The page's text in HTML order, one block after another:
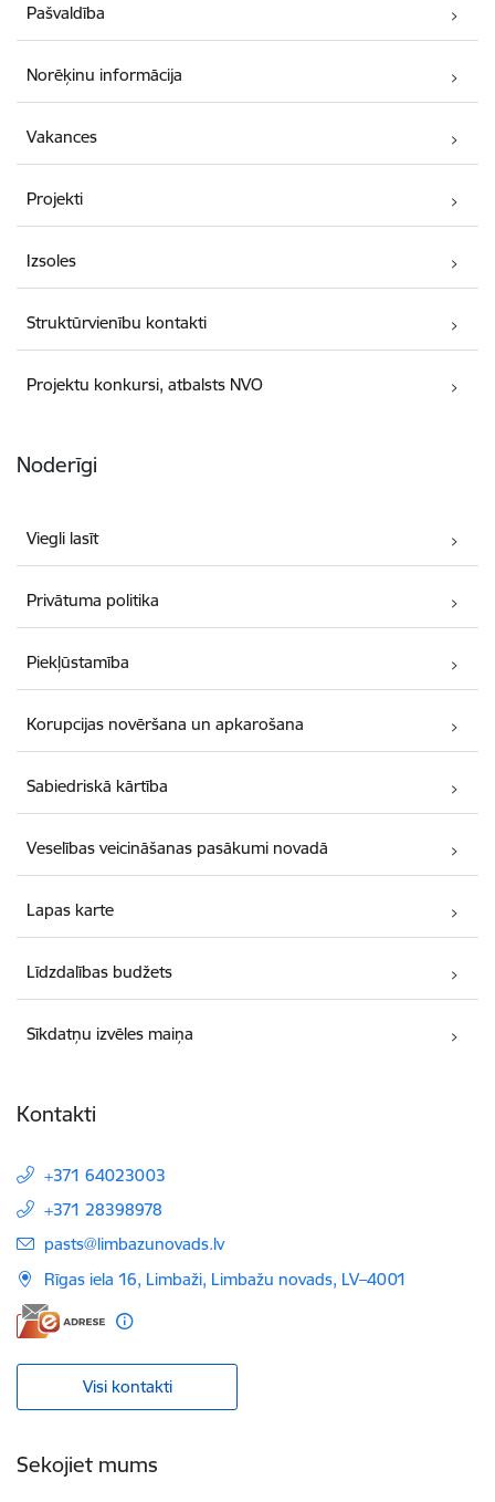
Pašvaldība
Norēķinu informācija
Vakances
Projekti
Izsoles
Struktūrvienību kontakti
Projektu konkursi, atbalsts NVO
Noderīgi
Viegli lasīt
Privātuma politika
Piekļūstamība
Korupcijas novēršana un apkarošana
Sabiedriskā kārtība
Veselības veicināšanas pasākumi novadā
Lapas karte
Līdzdalības budžets
Sīkdatņu izvēles maiņa
Kontakti
+371 64023003
+371 28398978
E-pasts:
pasts@limbazunovads.lv
Rīgas iela 16, Limbaži, Limbažu novads, LV–4001
Visi kontakti
Sekojiet mums